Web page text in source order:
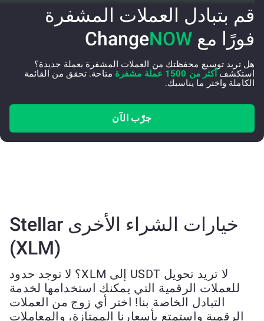
قم بتبادل العملات المشفرة
فورًا مع Change NOW
هل تريد توسيع محفظتك من العملات المشفرة بعملة جديدة؟
استكشف أكثر من 1500 عملة مشفرة
متاحة. تحقق من القائمة
الكاملة واختر ما يناسبك.
جرّب الآن
خيارات الشراء الأخرى Stellar
(XLM)
لا تريد تحويل USDT إلى XLM؟ لا توجد حدود
للعملات الرقمية التي يمكنك استخدامها لخدمة
التبادل الخاصة بنا! اختر أي زوج من العملات
الرقمية واستمتع بأسعارنا الممتازة، والمعاملات